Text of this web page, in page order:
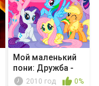
Мой маленький
пони: Дружба -
это чудо...
2010 год 0%